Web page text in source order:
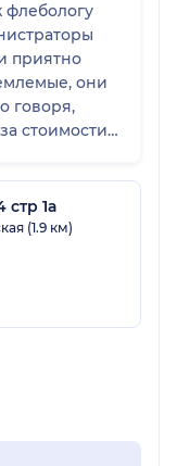
флебологу
приятно
они
говоря,
стоимости
были
этой
процедуры,
стр 1а
(1.9 км)